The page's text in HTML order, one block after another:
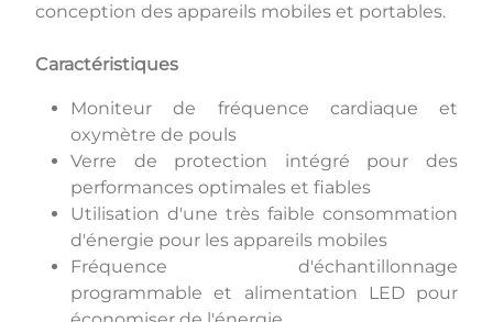
conception des appareils mobiles et portables.
Caractéristiques
Moniteur de fréquence cardiaque et
oxymètre de pouls
Verre de protection intégré pour des
performances optimales et fiables
Utilisation d'une très faible consommation
d'énergie pour les appareils mobiles
Fréquence d'échantillonnage
programmable et alimentation LED pour